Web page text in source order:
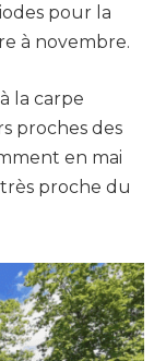
pour la
à novembre.
la carpe
proches des
en mai
proche du